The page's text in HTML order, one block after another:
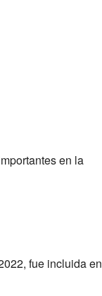
en la
fue incluida en